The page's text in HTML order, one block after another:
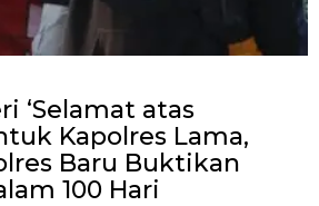
‘Selamat atas
Kapolres Lama,
Baru Buktikan
100 Hari